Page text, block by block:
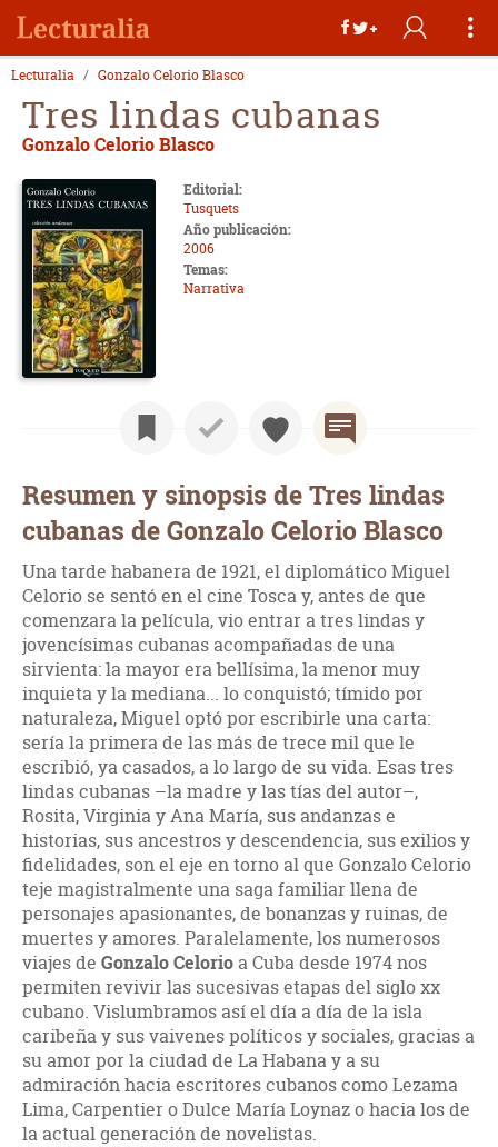
Lecturalia Gonzalo Celorio Blasco
Tres lindas cubanas
Gonzalo Celorio Blasco
Editorial:
Tusquets
Año publicación:
2006
Temas:
Narrativa
Resumen y sinopsis de Tres lindas
cubanas de Gonzalo Celorio Blasco
Una tarde habanera de 1921, el diplomático Miguel
Celorio se sentó en el cine Tosca y, antes de que
comenzara la película, vio entrar a tres lindas y
jovencísimas cubanas acompañadas de una
sirvienta: la mayor era bellísima, la menor muy
inquieta y la mediana... lo conquistó; tímido por
naturaleza, Miguel optó por escribirle una carta:
sería la primera de las más de trece mil que le
escribió, ya casados, a lo largo de su vida. Esas tres
lindas cubanas –la madre y las tías del autor–,
Rosita, Virginia y Ana María, sus andanzas e
historias, sus ancestros y descendencia, sus exilios y
fidelidades, son el eje en torno al que Gonzalo Celorio
teje magistralmente una saga familiar llena de
personajes apasionantes, de bonanzas y ruinas, de
muertes y amores. Paralelamente, los numerosos
viajes de Gonzalo Celorio a Cuba desde 1974 nos
permiten revivir las sucesivas etapas del siglo xx
cubano. Vislumbramos así el día a día de la isla
caribeña y sus vaivenes políticos y sociales, gracias a
su amor por la ciudad de La Habana y a su
admiración hacia escritores cubanos como Lezama
Lima, Carpentier o Dulce María Loynaz o hacia los de
la actual generación de novelistas.